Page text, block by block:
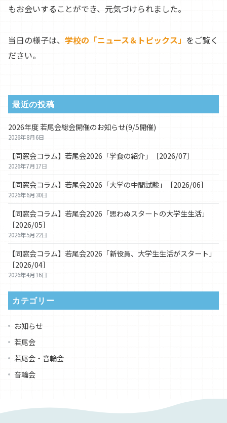
もお会いすることができ、元気づけられました。
当日の様子は、 学校の「ニュース＆トピックス」 をご覧く
ださい。
最近の投稿
2026年度 若尾会総会開催のお知らせ(9/5開催)
2026年8月6日
【同窓会コラム】若尾会2026「学食の紹介」［2026/07］
2026年7月17日
【同窓会コラム】若尾会2026「大学の中間試験」［2026/06］
2026年6月30日
【同窓会コラム】若尾会2026「思わぬスタートの大学生生活」
［2026/05］
2026年5月22日
【同窓会コラム】若尾会2026「新役員、大学生生活がスタート」
［2026/04］
2026年4月16日
カテゴリー
お知らせ
若尾会
若尾会・音輪会
音輪会